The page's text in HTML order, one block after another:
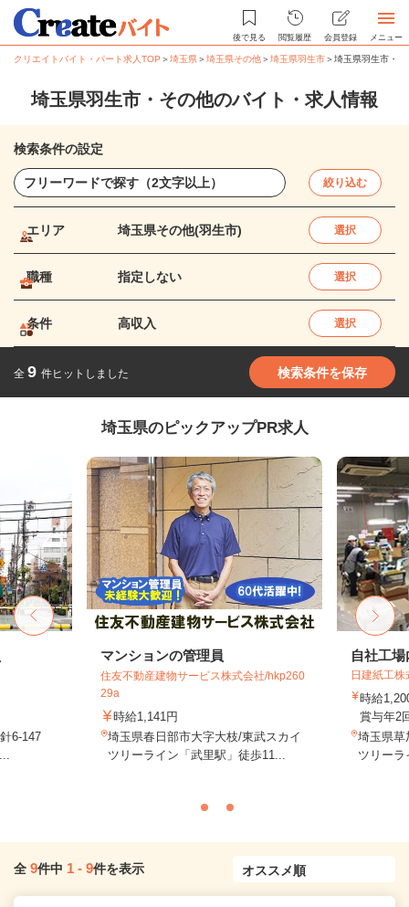
後で見る 閲覧履歴 会員登録 メニュー
クリエイトバイト・パート求人TOP ＞埼玉県＞埼玉県その他＞埼玉県羽生市＞埼玉県羽生市・
埼玉県羽生市・その他のバイト・求人情報
検索条件の設定
絞り込む
エリア 埼玉県その他(羽生市) 選択
職種 指定しない 選択
条件 高収入 選択
全 9 件ヒットしました 検索条件を保存
埼玉県のピックアップPR求人
6-147
マンションの管理員
住友不動産建物サービス株式会社/hkp260
29a
時給1,141円
埼玉県春日部市大字大枝/東武スカイ
ツリーライン「武里駅」徒歩11...
自社工
日建紙工株
時給
賞与年2
埼玉県草
ツリー
全 9件中 1 - 9件を表示